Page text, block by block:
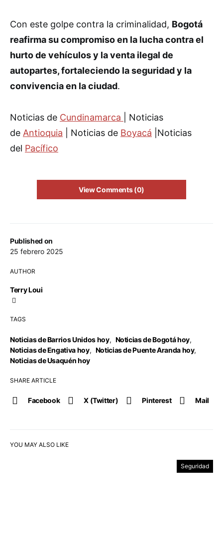
Published on
25 febrero 2025
AUTHOR
Terry Loui
TAGS
Noticias de Barrios Unidos hoy, Noticias de Bogotá hoy,
Noticias de Engativa hoy, Noticias de Puente Aranda hoy,
Noticias de Usaquén hoy
SHARE ARTICLE
Facebook X (Twitter) Pinterest Mail
Con este golpe contra la criminalidad, Bogotá
reafirma su compromiso en la lucha contra el
hurto de vehículos y la venta ilegal de
autopartes, fortaleciendo la seguridad y la
convivencia en la ciudad.
Noticias de Cundinamarca
| Noticias
de Antioquia | Noticias de Boyacá |Noticias
del Pacífico
View Comments (0)
YOU MAY ALSO LIKE
Seguridad